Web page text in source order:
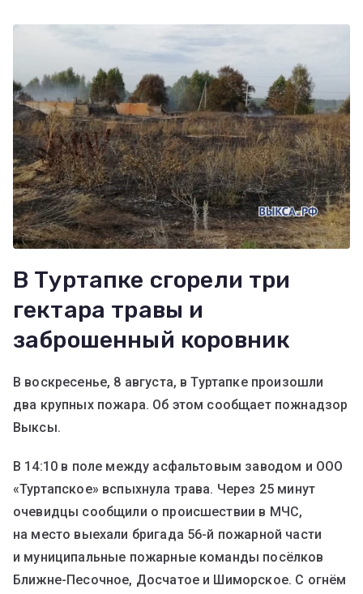
В Туртапке сгорели три
гектара травы и
заброшенный коровник
В воскресенье, 8 августа, в Туртапке произошли
два крупных пожара. Об этом сообщает пожнадзор
Выксы.
В 14:10 в поле между асфальтовым заводом и ООО
«Туртапское» вспыхнула трава. Через 25 минут
очевидцы сообщили о происшествии в МЧС,
на место выехали бригада 56-й пожарной части
и муниципальные пожарные команды посёлков
Ближне-Песочное, Досчатое и Шиморское. С огнём